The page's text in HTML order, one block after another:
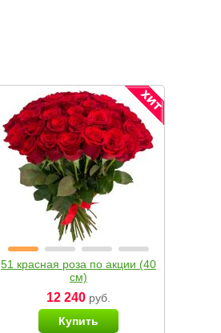
51 красная роза по акции (40
см)
12 240 руб.
Купить